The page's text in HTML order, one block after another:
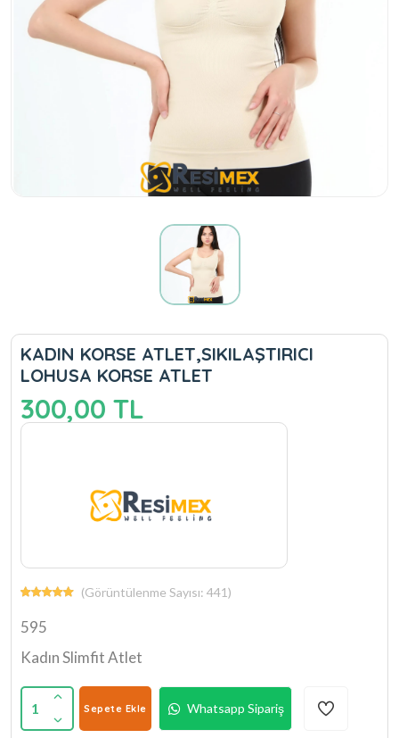
KADIN KORSE ATLET,SIKILAŞTIRICI
LOHUSA KORSE ATLET
300,00 TL
(Görüntülenme Sayısı: 441)
595
Kadın Slimfit Atlet
1 Sepete Ekle Whatsapp Sipariş